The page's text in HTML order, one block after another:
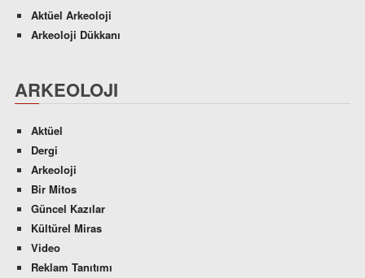
Aktüel Arkeoloji
Arkeoloji Dükkanı
ARKEOLOJI
Aktüel
Dergi
Arkeoloji
Bir Mitos
Güncel Kazılar
Kültürel Miras
Video
Reklam Tanıtımı